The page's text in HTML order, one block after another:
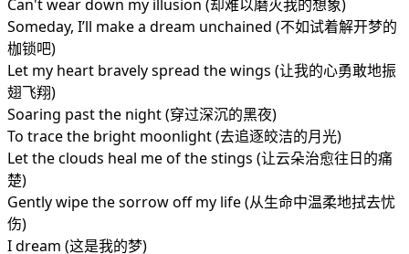
Can't wear down my illusion (却难以磨灭我的想象)
Someday, I’ll make a dream unchained (不如试着解开梦的
枷锁吧)
Let my heart bravely spread the wings (让我的心勇敢地振
翅飞翔)
Soaring past the night (穿过深沉的黑夜)
To trace the bright moonlight (去追逐皎洁的月光)
Let the clouds heal me of the stings (让云朵治愈往日的痛
楚)
Gently wipe the sorrow off my life (从生命中温柔地拭去忧
伤)
I dream (这是我的梦)